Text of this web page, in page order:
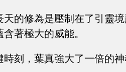
天的修為是壓制在了引靈
含著極大的威能。
時刻，葉真強大了一倍的